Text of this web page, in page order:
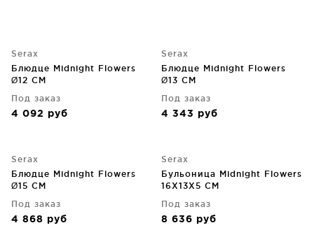
Serax
Блюдце Midnight Flowers
Ø12 CM
Под заказ
4 092 руб
Serax
Блюдце Midnight Flowers
Ø13 CM
Под заказ
4 343 руб
Serax
Блюдце Midnight Flowers
Ø15 CM
Под заказ
4 868 руб
Serax
Бульоница Midnight Flowers
16X13X5 CM
Под заказ
8 636 руб